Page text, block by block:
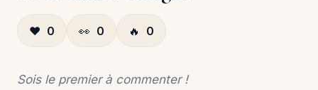
❤️ 0 👀 0 🔥 0
Sois le premier à commenter !